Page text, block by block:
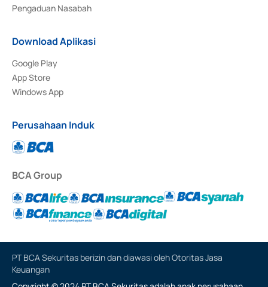
Pengaduan Nasabah
Download Aplikasi
Google Play
App Store
Windows App
Perusahaan Induk
BCA Group
PT BCA Sekuritas berizin dan diawasi oleh Otoritas Jasa
Keuangan